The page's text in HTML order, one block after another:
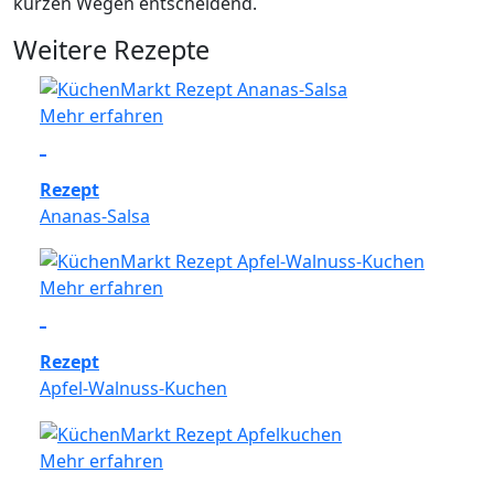
goldbraun wird.
nächsten Feierabend noch schneller gehen muss.
Weitere Rezepte
Mehr erfahren
Rezept
Ananas-Salsa
Mehr erfahren
Rezept
Apfel-Walnuss-Kuchen
Mehr erfahren